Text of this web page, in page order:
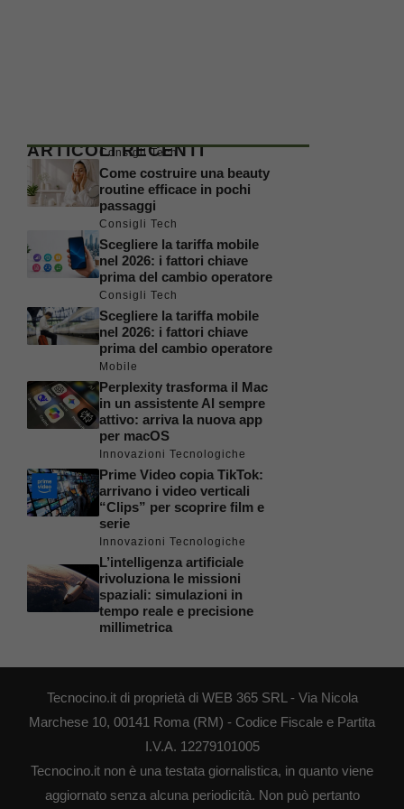
ARTICOLI RECENTI
Consigli Tech
Come costruire una beauty
routine efficace in pochi
passaggi
Consigli Tech
Scegliere la tariffa mobile
nel 2026: i fattori chiave
prima del cambio operatore
Consigli Tech
Scegliere la tariffa mobile
nel 2026: i fattori chiave
prima del cambio operatore
Mobile
Perplexity trasforma il Mac
in un assistente AI sempre
attivo: arriva la nuova app
per macOS
Innovazioni Tecnologiche
Prime Video copia TikTok:
arrivano i video verticali
“Clips” per scoprire film e
serie
Innovazioni Tecnologiche
L’intelligenza artificiale
rivoluziona le missioni
spaziali: simulazioni in
tempo reale e precisione
millimetrica
Tecnocino.it di proprietà di WEB 365 SRL - Via Nicola
Marchese 10, 00141 Roma (RM) - Codice Fiscale e Partita
I.V.A. 12279101005
Tecnocino.it non è una testata giornalistica, in quanto viene
aggiornato senza alcuna periodicità. Non può pertanto